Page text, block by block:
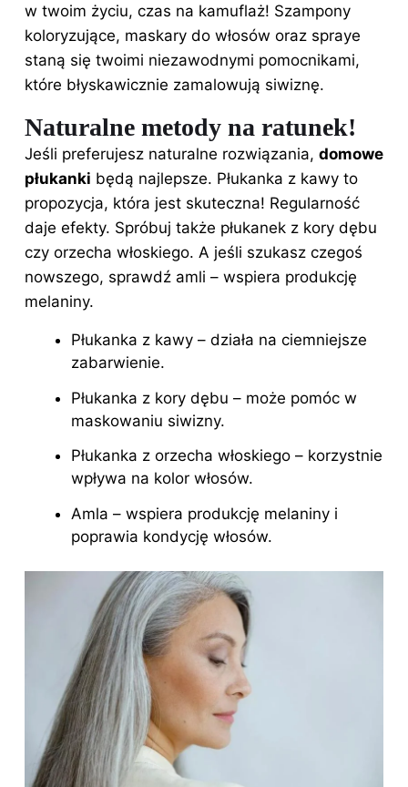
w twoim życiu, czas na kamuflaż! Szampony
koloryzujące, maskary do włosów oraz spraye
staną się twoimi niezawodnymi pomocnikami,
które błyskawicznie zamalowują siwiznę.
Naturalne metody na ratunek!
Jeśli preferujesz naturalne rozwiązania, domowe
płukanki będą najlepsze. Płukanka z kawy to
propozycja, która jest skuteczna! Regularność
daje efekty. Spróbuj także płukanek z kory dębu
czy orzecha włoskiego. A jeśli szukasz czegoś
nowszego, sprawdź amli – wspiera produkcję
melaniny.
Płukanka z kawy – działa na ciemniejsze
zabarwienie.
Płukanka z kory dębu – może pomóc w
maskowaniu siwizny.
Płukanka z orzecha włoskiego – korzystnie
wpływa na kolor włosów.
Amla – wspiera produkcję melaniny i
poprawia kondycję włosów.